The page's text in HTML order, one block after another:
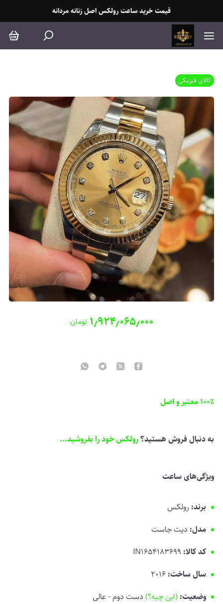
قیمت خرید ساعت رولکس اصل زنانه مردانه
کالای فیزیکی
۱٫۹۲۴٫۰۶۵٫۰۰۰ تومان
100٪ معتبر و اصل
به دنبال فروش هستید؟رولکس خود را بفروشید...
ویژگی‌های ساعت
برند: رولکس
مدل: دیت جاست
کد کالا: IN1654183699
سال ساخت:
وضعیت: (این چیه؟)دست دوم - عالی